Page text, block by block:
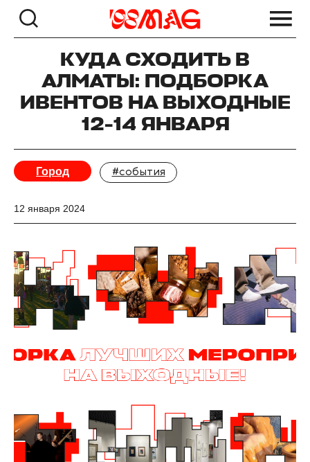
КУДА СХОДИТЬ В
АЛМАТЫ: ПОДБОРКА
ИВЕНТОВ НА ВЫХОДНЫЕ
12-14 ЯНВАРЯ
Город #события
12 января 2024